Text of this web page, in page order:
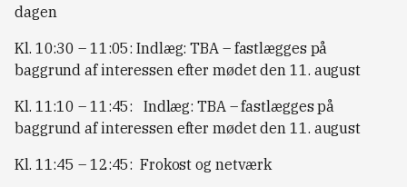
dagen
Kl. 10:30 – 11:05: Indlæg: TBA – fastlægges på
baggrund af interessen efter mødet den 11. august
Kl. 11:10 – 11:45: Indlæg: TBA – fastlægges på
baggrund af interessen efter mødet den 11. august
Kl. 11:45 – 12:45: Frokost og netværk